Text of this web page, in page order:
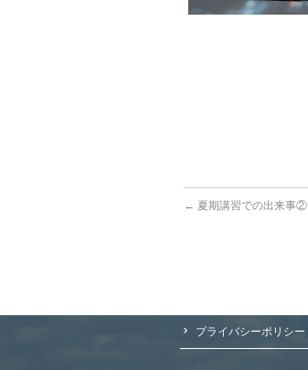
← 夏期講習での出来事②
プライバシーポリシー